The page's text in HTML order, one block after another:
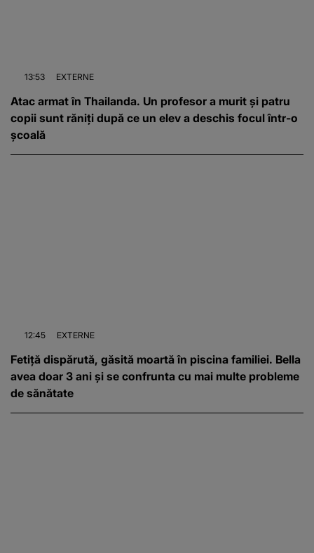
13:53 EXTERNE
Atac armat în Thailanda. Un profesor a murit și patru
copii sunt răniți după ce un elev a deschis focul într-o
școală
12:45 EXTERNE
Fetiță dispărută, găsită moartă în piscina familiei. Bella
avea doar 3 ani și se confrunta cu mai multe probleme
de sănătate